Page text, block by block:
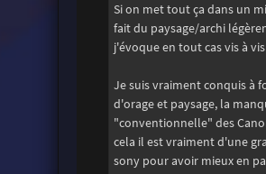
Si on met tout ça dans un
fait du paysage/archi
j'évoque en tout cas vis à
Je suis vraiment conquis à
d'orage et paysage, la
"conventionnelle" des
cela il est vraiment d'une
sony pour avoir mieux en